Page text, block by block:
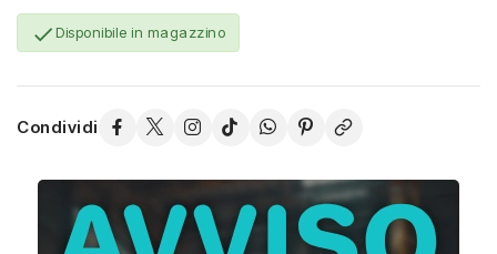
Disponibile in magazzino
Condividi